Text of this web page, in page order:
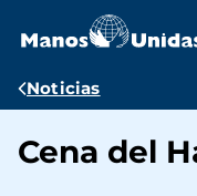
contenido
Ruta
navegación
Noticias
Cena del